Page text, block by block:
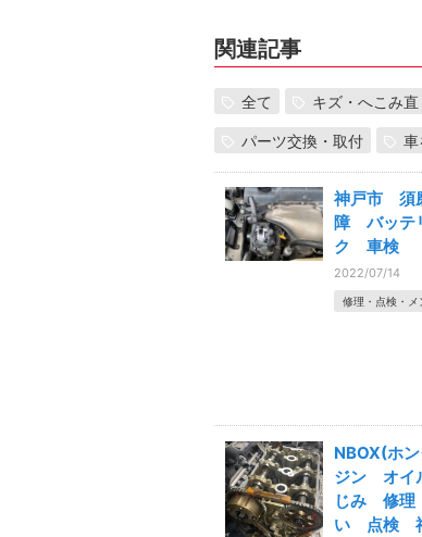
関連記事
全て キズ・へこみ直
パーツ交換・取付
神戸市 須
障 バッテ
ク 車検
2022/07/14
修理・点検・メ
NBOX(ホ
ジン オイ
じみ 修
い 点検